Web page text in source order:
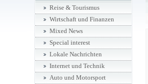
Reise & Tourismus
Wirtschaft und Finanzen
Mixed News
Special interest
Lokale Nachrichten
Internet und Technik
Auto und Motorsport